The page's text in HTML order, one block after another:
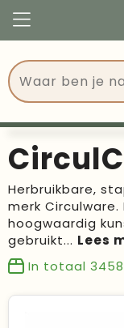
Tassen
Drinkwaren
Events
Give
Congres
Events
Kerst
Verjaardagen
Voetbal, EK
Herbruikbare,
merk
hoogwaardig
gebruikt...
In totaal 3458